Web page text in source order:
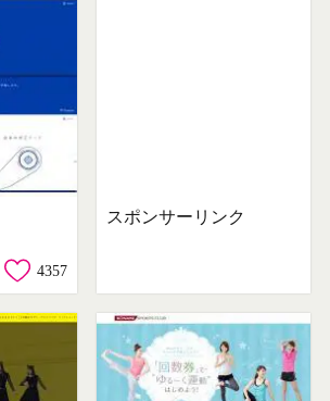
4357
スポンサーリンク